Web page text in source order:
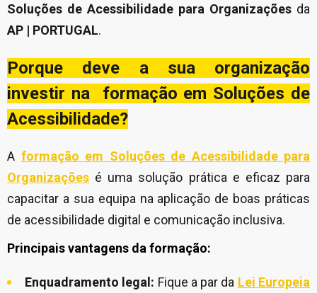
Soluções de Acessibilidade para Organizações da
AP | PORTUGAL.
Porque deve a sua organização
investir na formação em Soluções de
Acessibilidade?
A formação em Soluções de Acessibilidade para
Organizações é uma solução prática e eficaz para
capacitar a sua equipa na aplicação de boas práticas
de acessibilidade digital e comunicação inclusiva.
Principais vantagens da formação:
Enquadramento legal: Fique a par da Lei Europeia